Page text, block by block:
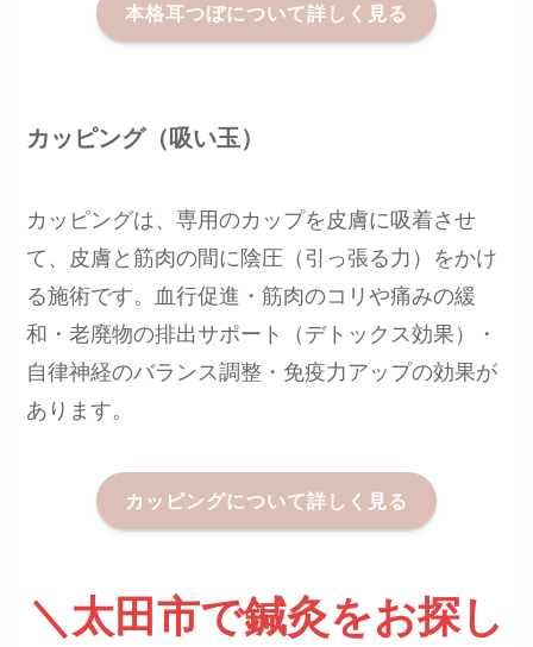
本格耳つぼについて詳しく見る
カッピング（吸い玉）
カッピングは、専用のカップを皮膚に吸着させ
て、皮膚と筋肉の間に陰圧（引っ張る力）をかけ
る施術です。血行促進・筋肉のコリや痛みの緩
和・老廃物の排出サポート（デトックス効果）・
自律神経のバランス調整・免疫力アップの効果が
あります。
カッピングについて詳しく見る
＼太田市で鍼灸をお探し